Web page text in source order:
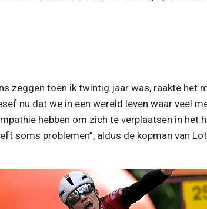
zeggen toen ik twintig jaar was, raakte het
nu dat we in een wereld leven waar veel
hebben om zich te verplaatsen in het
soms problemen”, aldus de kopman van